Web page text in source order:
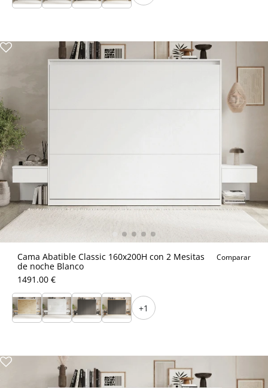
Cama Abatible Classic 160x200H con 2 Mesitas
de noche Blanco
Comparar
1491.00 €
+1